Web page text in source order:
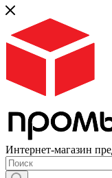
Интернет-магазин